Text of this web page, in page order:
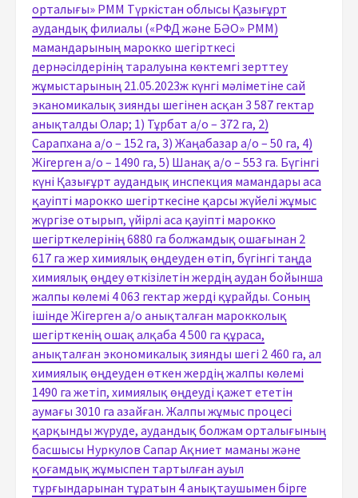
орталығы» РММ Түркістан облысы Қазығұрт
аудандық филиалы («РФД және БӘО» РММ)
мамандарының марокко шегірткесі
дернәсілдерінің таралуына көктемгі зерттеу
жұмыстарының 21.05.2023ж күнгі мәліметіне сай
эканомикалық зиянды шегінен асқан 3 587 гектар
анықталды Олар; 1) Тұрбат а/о – 372 га, 2)
Сарапхана а/о – 152 га, 3) Жаңабазар а/о – 50 га, 4)
Жігерген а/о – 1490 га, 5) Шанақ а/о – 553 га. Бүгінгі
күні Қазығұрт аудандық инспекция мамандары аса
қауіпті марокко шегірткесіне қарсы жүйелі жұмыс
жүргізе отырып, үйірлі аса қауіпті марокко
шегірткелерінің 6880 га болжамдық ошағынан 2
617 га жер химиялық өңдеуден өтіп, бүгінгі таңда
химиялық өңдеу өткізілетін жердің аудан бойынша
жалпы көлемі 4 063 гектар жерді құрайды. Соның
ішінде Жігерген а/о анықталған марокколық
шегірткенің ошақ алқаба 4 500 га құраса,
анықталған экономикалық зиянды шегі 2 460 га, ал
химиялық өңдеуден өткен жердің жалпы көлемі
1490 га жетіп, химиялық өңдеуді қажет ететін
аумағы 3010 га азайған. Жалпы жұмыс процесі
қарқынды жүруде, аудандық болжам орталығының
басшысы Нуркулов Сапар Ақниет маманы және
қоғамдық жұмыспен тартылған ауыл
тұрғындарынан тұратын 4 анықтаушымен бірге